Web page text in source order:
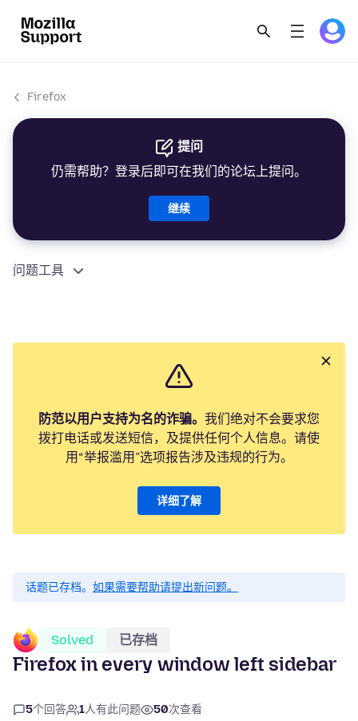
Firefox
提问
仍需帮助？登录后即可在我们的论坛上提问。
继续
问题工具
防范以用户支持为名的诈骗。 我们绝对不会要求您
拨打电话或发送短信，及提供任何个人信息。请使
用“举报滥用”选项报告涉及违规的行为。
详细了解
话题已存档。 如果需要帮助请提出新问题。
Solved 已存档
Firefox in every window left sidebar
5个回答 1人有此问题 50次查看